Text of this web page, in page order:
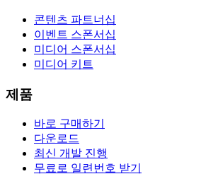
콘텐츠 파트너십
이벤트 스폰서십
미디어 스폰서십
미디어 키트
제품
바로 구매하기
다운로드
최신 개발 진행
무료로 일련번호 받기